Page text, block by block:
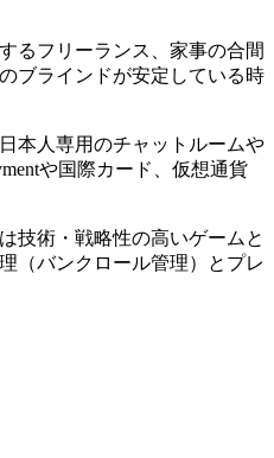
るフリーランス、家事の合間
ブラインドが安定している時
本人専用のチャットルームや
や国際カード、仮想通貨
技術・戦略性の高いゲームと
（バンクロール管理）とプレ